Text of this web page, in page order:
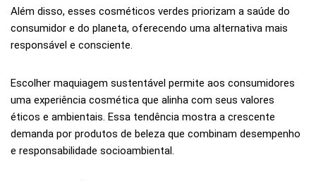
Além disso, esses cosméticos verdes priorizam a saúde do
consumidor e do planeta, oferecendo uma alternativa mais
responsável e consciente.
Escolher maquiagem sustentável permite aos consumidores
uma experiência cosmética que alinha com seus valores
éticos e ambientais. Essa tendência mostra a crescente
demanda por produtos de beleza que combinam desempenho
e responsabilidade socioambiental.